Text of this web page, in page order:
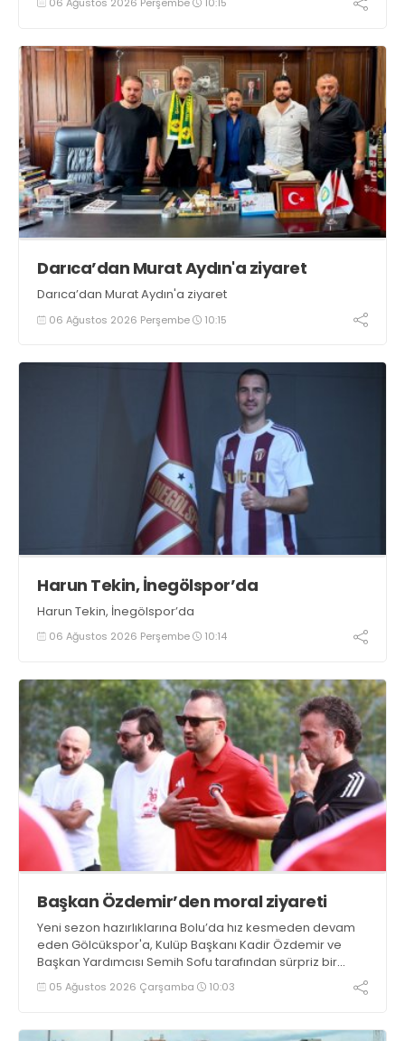
sporculara Kandıra'nın yöresel lezzeti mancarlı pide ve
Darıca’dan Murat Aydın'a ziyaret
Darıca’dan Murat Aydın'a ziyaret
06 Ağustos 2026 Perşembe 10:15
Harun Tekin, İnegölspor’da
Harun Tekin, İnegölspor’da
06 Ağustos 2026 Perşembe 10:14
Başkan Özdemir’den moral ziyareti
Yeni sezon hazırlıklarına Bolu’da hız kesmeden devam
eden Gölcükspor'a, Kulüp Başkanı Kadir Özdemir ve
Başkan Yardımcısı Semih Sofu tarafından sürpriz bir
moral ziyareti gerçekleştirildi
05 Ağustos 2026 Çarşamba 10:03